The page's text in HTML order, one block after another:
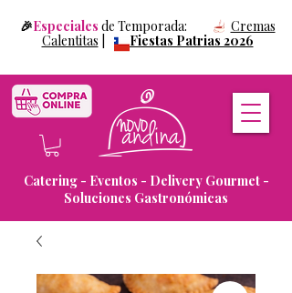
Catering - Eventos - Delivery Gourmet -
Soluciones Gastronómicas
🎉Especiales de Temporada: Cremas
Calentitas
Fiestas Patrias 2026